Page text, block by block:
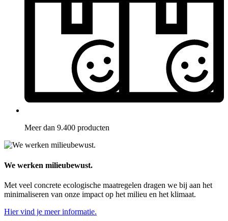
Meer dan 9.400 producten
We werken milieubewust.
Met veel concrete ecologische maatregelen dragen we bij aan het
minimaliseren van onze impact op het milieu en het klimaat.
Hier vind je meer informatie.